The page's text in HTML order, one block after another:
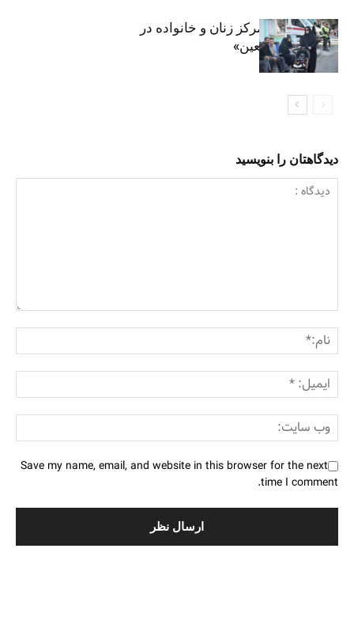
روایت حضور مرکز زنان و خانواده در
«جاماندگان اربعین»
دیدگاهتان را بنویسید
Save my name, email, and website in this browser for the next
time I comment.